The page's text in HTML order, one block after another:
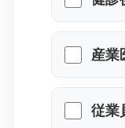
健診